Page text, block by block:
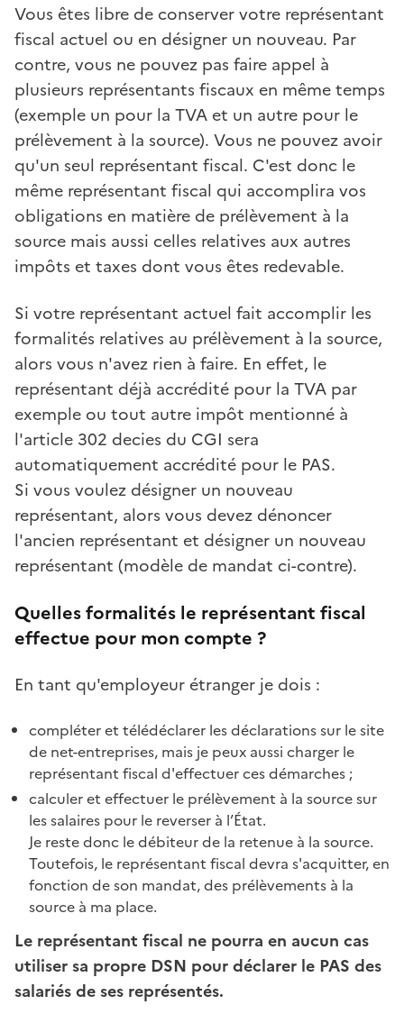
Vous êtes libre de conserver votre représentant
fiscal actuel ou en désigner un nouveau. Par
contre, vous ne pouvez pas faire appel à
plusieurs représentants fiscaux en même temps
(exemple un pour la TVA et un autre pour le
prélèvement à la source). Vous ne pouvez avoir
qu'un seul représentant fiscal. C'est donc le
même représentant fiscal qui accomplira vos
obligations en matière de prélèvement à la
source mais aussi celles relatives aux autres
impôts et taxes dont vous êtes redevable.
Si votre représentant actuel fait accomplir les
formalités relatives au prélèvement à la source,
alors vous n'avez rien à faire. En effet, le
représentant déjà accrédité pour la TVA par
exemple ou tout autre impôt mentionné à
l'article 302 decies du CGI sera
automatiquement accrédité pour le PAS.
Si vous voulez désigner un nouveau
représentant, alors vous devez dénoncer
l'ancien représentant et désigner un nouveau
représentant (modèle de mandat ci-contre).
Quelles formalités le représentant fiscal
effectue pour mon compte ?
En tant qu'employeur étranger je dois :
compléter et télédéclarer les déclarations sur le site
de net-entreprises, mais je peux aussi charger le
représentant fiscal d'effectuer ces démarches ;
calculer et effectuer le prélèvement à la source sur
les salaires pour le reverser à l’État.
Je reste donc le débiteur de la retenue à la source.
Toutefois, le représentant fiscal devra s'acquitter, en
fonction de son mandat, des prélèvements à la
source à ma place.
Le représentant fiscal ne pourra en aucun cas
utiliser sa propre DSN pour déclarer le PAS des
salariés de ses représentés.